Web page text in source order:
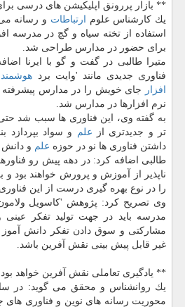
** بازار پررونق اپلیكیشن های درسی
یك كارشناس علوم ارتباطات
استفاده از تخته سیاه و گچ در مدرسه
برای حضور در مدارس طراحی شد.
متیرا طالبی در گفت و گو با ایرنا
فناوری جدیدی مانند 'وایت برد هوشمند
افزار
جای خویش را در مدارس پیشرفته
نرم افزارها در مدارس شد.
به گفته وی، این فناوری ها سبب شد
تر و جدیدتری از علم
و سواد بپردازد
داشتن فناوری ها نو در حوزه علم و دانش
طالبی اضافه كرد: در دهه پیش رو
ناپذیر از آموزش و پرورش خواهند بود و
را در نوع بهره گیری درست از این
وی تصریح كرد: پژوهش 'كاسویل ولامون'
مدرسه باید در جهت تولید تفكر عینی
مشاركتی و سوق دادن تفكر دانش
غیر قابل پیش بینی نقش آفرین باشد.
** یادگیری تعاملی نقش آفرین خواهد بود
یك روانشناس و محقق می گوید: در
محوریت رسانه های نوین و فناوری های